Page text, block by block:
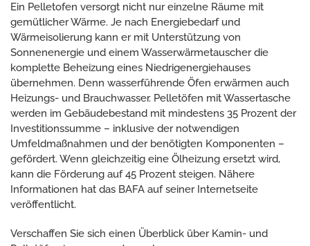
Ein Pelletofen versorgt nicht nur einzelne Räume mit
gemütlicher Wärme. Je nach Energiebedarf und
Wärmeisolierung kann er mit Unterstützung von
Sonnenenergie und einem Wasserwärmetauscher die
komplette Beheizung eines Niedrigenergiehauses
übernehmen. Denn wasserführende Öfen erwärmen auch
Heizungs- und Brauchwasser. Pelletöfen mit Wassertasche
werden im Gebäudebestand mit mindestens 35 Prozent der
Investitionssumme – inklusive der notwendigen
Umfeldmaßnahmen und der benötigten Komponenten –
gefördert. Wenn gleichzeitig eine Ölheizung ersetzt wird,
kann die Förderung auf 45 Prozent steigen. Nähere
Informationen hat das BAFA auf seiner Internetseite
veröffentlicht.
Verschaffen Sie sich einen Überblick über Kamin- und